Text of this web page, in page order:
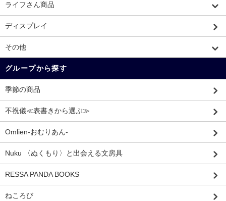
ライフさん商品
ディスプレイ
その他
グループから探す
季節の商品
不祝儀≪表書きから選ぶ≫
Omlien-おむりあん-
Nuku 〈ぬくもり〉と出会える文房具
RESSA PANDA BOOKS
ねころび